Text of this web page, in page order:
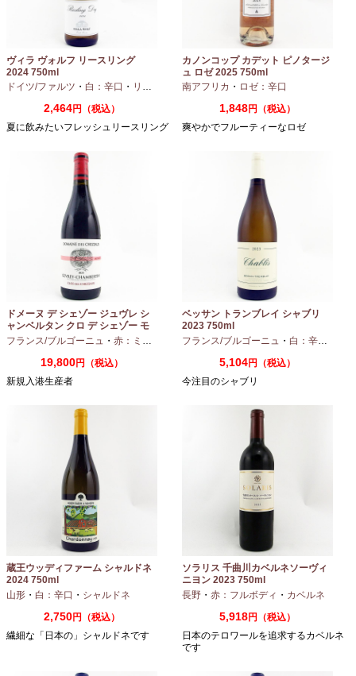
ヴィラ ヴォルフ リースリング
2024 750ml
ドイツ/ファルツ ・ 白：辛口 ・ リースリング
2,464円（税込）
夏に飲みたいフレッシュリースリング
カノンコップ カデット ピノタージ
ュ ロゼ 2025 750ml
南アフリカ ・ ロゼ：辛口
1,848円（税込）
爽やかでフルーティーなロゼ
ドメーヌ デ シェゾー ジュヴレ シ
ャンベルタン クロ デ シェゾー モ
ノポール 2023 750ml
フランス/ブルゴーニュ ・ 赤：ミディアムボディ ・ピノノワール
19,800円（税込）
新規入港生産者
ベッサン トランブレイ シャブリ
2023 750ml
フランス/ブルゴーニュ ・ 白：辛口
5,104円（税込）
今注目のシャブリ
蔵王ウッディファーム シャルドネ
2024 750ml
山形 ・ 白：辛口 ・ シャルドネ
2,750円（税込）
繊細な「日本の」シャルドネです
ソラリス 千曲川カベルネソーヴィ
ニヨン 2023 750ml
長野 ・ 赤：フルボディ ・ カベルネ
5,918円（税込）
日本のテロワールを追求するカベルネ
です